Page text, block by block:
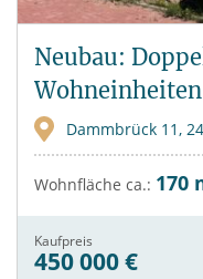
Neubau:
Wohneinheiten
Dammbrück 11,
Wohnfläche ca.: 170
Kaufpreis
450 000 €